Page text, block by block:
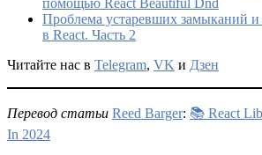
помощью React Beautiful Dnd
Проблема устаревших замыканий
в React. Часть 2
Читайте нас в Telegram, VK и Дзен
Перевод статьи Reed Barger: 📚 React
In 2024